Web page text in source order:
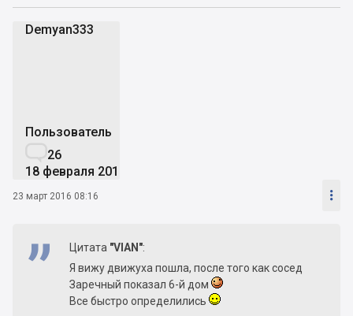
Demyan333
Пользователь
26
18 февраля 2016
23 март 2016 08:16 
Цитата "VIAN":
Я вижу движуха пошла, после того как сосед
Заречный показал 6-й дом
Все быстро определились